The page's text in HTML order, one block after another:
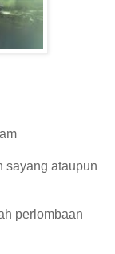
sayang ataupun
perlombaan